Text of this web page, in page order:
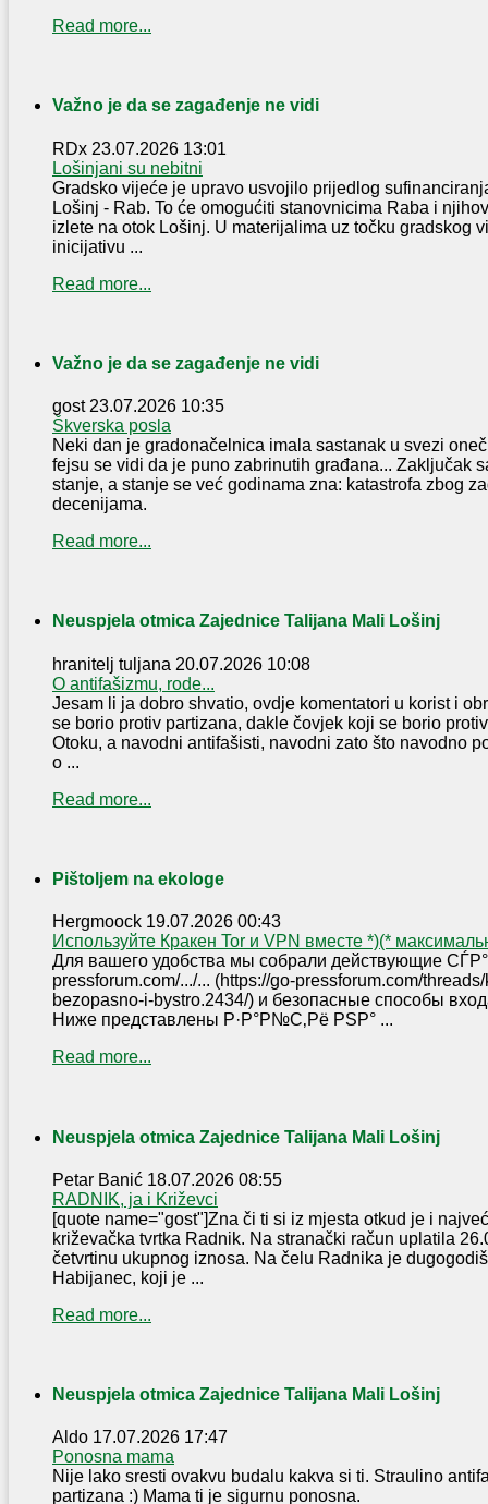
Read more...
Važno je da se zagađenje ne vidi
RDx 23.07.2026 13:01
Lošinjani su nebitni
Gradsko vijeće je upravo usvojilo prijedlog
Lošinj - Rab. To će omogućiti stanovnicima Raba i
izlete na otok Lošinj. U materijalima uz točku gradskog
inicijativu ...
Read more...
Važno je da se zagađenje ne vidi
gost 23.07.2026 10:35
Škverska posla
Neki dan je gradonačelnica imala sastanak u svezi
fejsu se vidi da je puno zabrinutih građana... Zaključak
stanje, a stanje se već godinama zna: katastrofa zbog
decenijama.
Read more...
Neuspjela otmica Zajednice Talijana Mali Lošinj
hranitelj tuljana 20.07.2026 10:08
O antifašizmu, rode...
Jesam li ja dobro shvatio, ovdje komentatori u korist i
se borio protiv partizana, dakle čovjek koji se borio
Otoku, a navodni antifašisti, navodni zato što navodno
o ...
Read more...
Pištoljem na ekologe
Hergmoock 19.07.2026 00:43
Используйте Кракен Tor и VPN вместе *)(*
Для вашего удобства мы собрали действующие
pressforum.com/.../... (https://go-pressforum.com/
bezopasno-i-bystro.2434/) и безопасные способы
Ниже представлены Р·Р°Р№С‚Рё РЅР° ...
Read more...
Neuspjela otmica Zajednice Talijana Mali Lošinj
Petar Banić 18.07.2026 08:55
RADNIK, ja i Križevci
[quote name="gost"]Zna či ti si iz mjesta otkud je i
križevačka tvrtka Radnik. Na stranački račun uplatila
četvrtinu ukupnog iznosa. Na čelu Radnika je
Habijanec, koji je ...
Read more...
Neuspjela otmica Zajednice Talijana Mali Lošinj
Aldo 17.07.2026 17:47
Ponosna mama
Nije lako sresti ovakvu budalu kakva si ti. Straulino
partizana :) Mama ti je sigurnu ponosna.